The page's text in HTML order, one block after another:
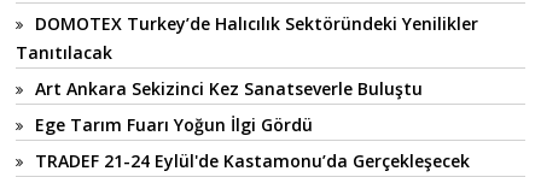
DOMOTEX Turkey’de Halıcılık Sektöründeki Yenilikler
Tanıtılacak
Art Ankara Sekizinci Kez Sanatseverle Buluştu
Ege Tarım Fuarı Yoğun İlgi Gördü
TRADEF 21-24 Eylül'de Kastamonu’da Gerçekleşecek